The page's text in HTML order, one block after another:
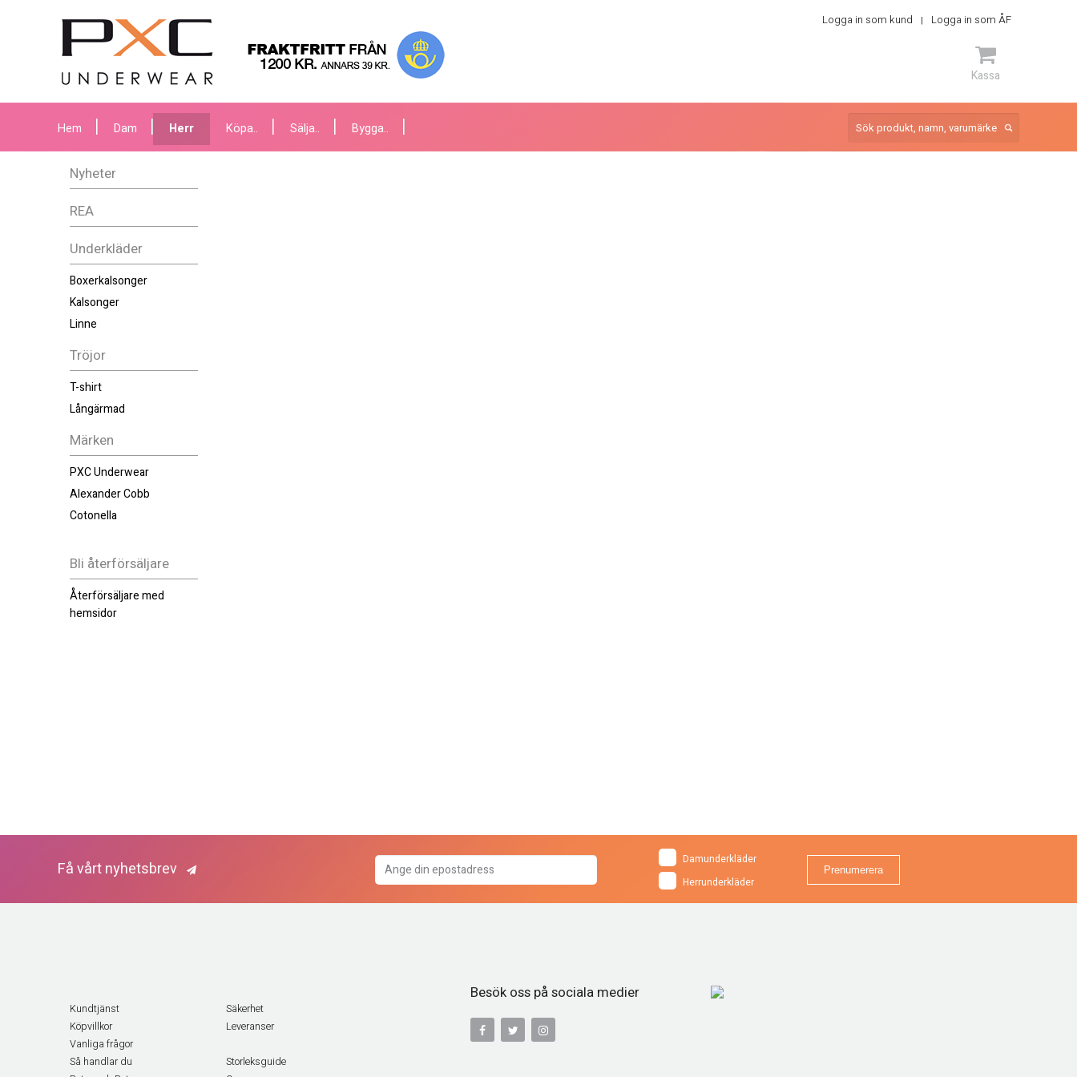
Logga in som kund Logga in som ÅF
Kassa
ARTIKEL
Hem Dam Herr Köpa.. Sälja.. Bygga..
Nyheter
REA
Underkläder
Boxerkalsonger
Kalsonger
Linne
Tröjor
T-shirt
Långärmad
Märken
PXC Underwear
Alexander Cobb
Cotonella
Bli återförsäljare
Återförsäljare med
hemsidor
Få vårt nyhetsbrev
Damunderkläder
Herrunderkläder
Kundtjänst
Säkerhet
Köpvillkor
Leveranser
Vanliga frågor
Så handlar du
Storleksguide
Besök oss på sociala medier